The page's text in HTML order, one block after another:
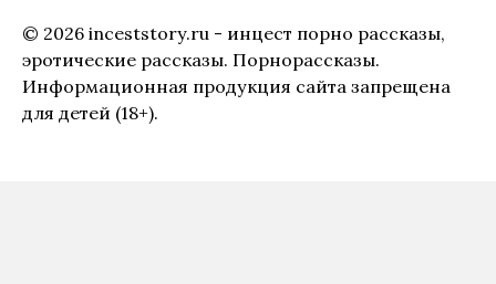
© 2026 inceststory.ru - инцест порно рассказы,
эротические рассказы. Порнорассказы.
Информационная продукция сайта запрещена
для детей (18+).